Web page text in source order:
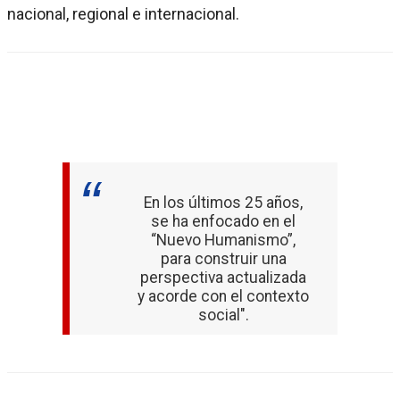
nacional, regional e internacional.
En los últimos 25 años,
se ha enfocado en el
“Nuevo Humanismo”,
para construir una
perspectiva actualizada
y acorde con el contexto
social".